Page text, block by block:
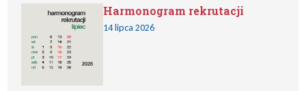
Harmonogram rekrutacji
14 lipca 2026